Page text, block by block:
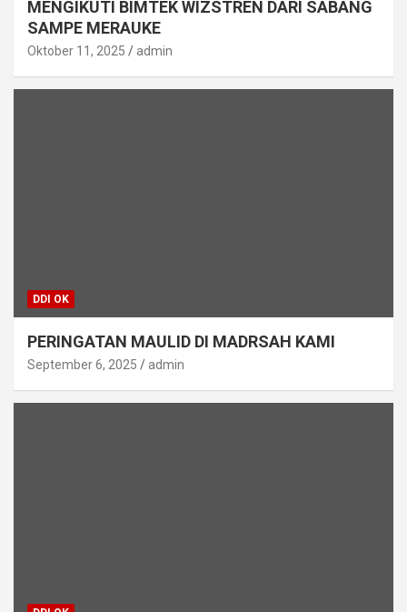
MENGIKUTI BIMTEK WIZSTREN DARI SABANG
SAMPE MERAUKE
Oktober 11, 2025 admin
DDI OK
PERINGATAN MAULID DI MADRSAH KAMI
September 6, 2025 admin